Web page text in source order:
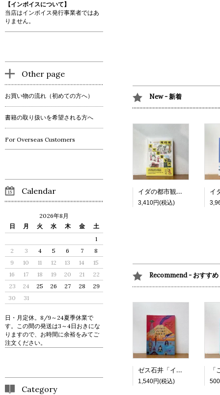
New - 新着
イダの都市観察日記
3,410円(税込)
Recommend - おすすめ
ゼス石井「インドネシア ジャワ島の神秘世界」
1,540円(税込)
【インボイスについて】
当店はインボイス発行事業者ではあ
りません。
Other page
お買い物の流れ（初めての方へ）
書籍の取り扱いを希望される方へ
For Overseas Customers
Calendar
2026年8月
日
月 火 水 木 金
土
1
2
3 4 5 6 7
8
9
10 11 12 13 14
15
16
17 18 19 20 21
22
23
24 25 26 27 28
29
30
31
日・月定休。8/9～24夏季休業で
す。この間の発送は3～4日おきにな
りますので、お時間に余裕をみてご
注文ください。
Category